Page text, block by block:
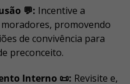
💬: Incentive a
promovendo
de convivência para
preconceito.
Interno 📜: Revisite e,